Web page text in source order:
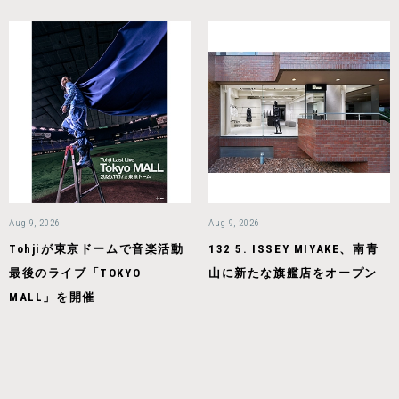
Aug 9, 2026
Tohjiが東京ドームで音楽活動
最後のライブ「TOKYO
MALL」を開催
Aug 9, 2026
132 5. ISSEY MIYAKE、南青
山に新たな旗艦店をオープン